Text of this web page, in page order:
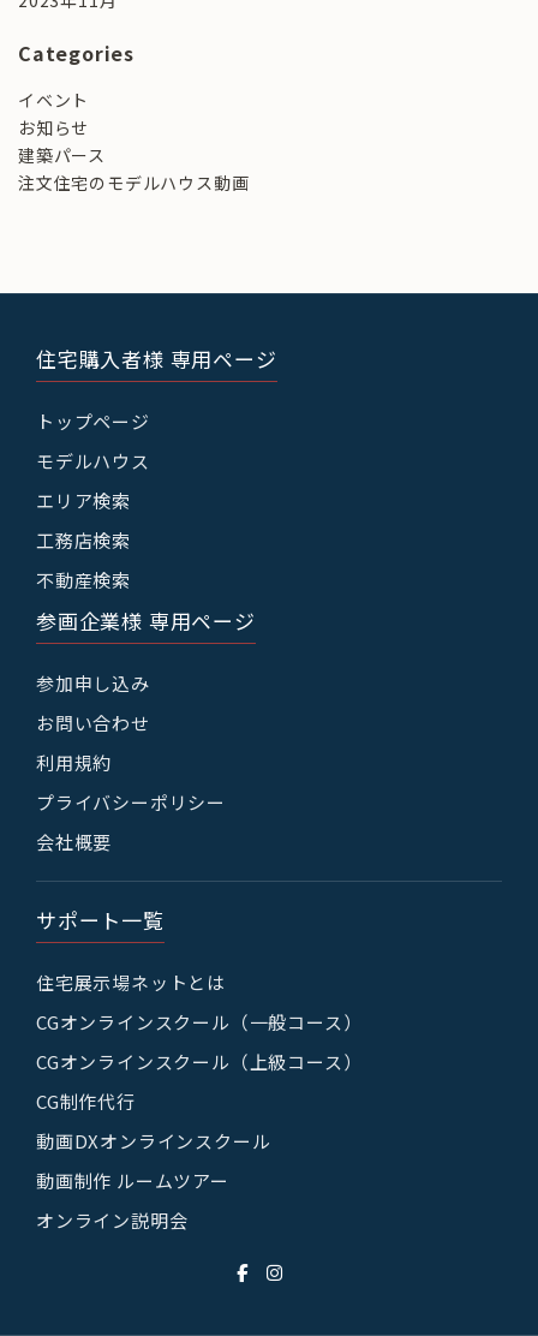
Categories
イベント
お知らせ
建築パース
注文住宅のモデルハウス動画
住宅購入者様 専用ページ
トップページ
モデルハウス
エリア検索
工務店検索
不動産検索
参画企業様 専用ページ
参加申し込み
お問い合わせ
利用規約
プライバシーポリシー
会社概要
サポート一覧
住宅展示場ネットとは
CGオンラインスクール（一般コース）
CGオンラインスクール（上級コース）
CG制作代行
動画DXオンラインスクール
動画制作 ルームツアー
オンライン説明会